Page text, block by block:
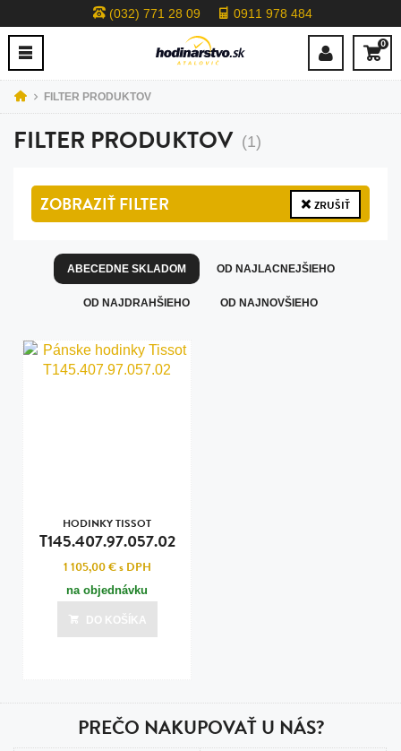
(032) 771 28 09 0911 978 484
0
FILTER PRODUKTOV
FILTER PRODUKTOV (1)
ZOBRAZIŤFILTER ZRUŠIŤ
ABECEDNE SKLADOM OD NAJLACNEJŠIEHO
OD NAJDRAHŠIEHO OD NAJNOVŠIEHO
HODINKY TISSOT
T145.407.97.057.02
1 105,00 €s DPH
na objednávku
DO KOŠÍKA
PREČO NAKUPOVAŤ U NÁS?